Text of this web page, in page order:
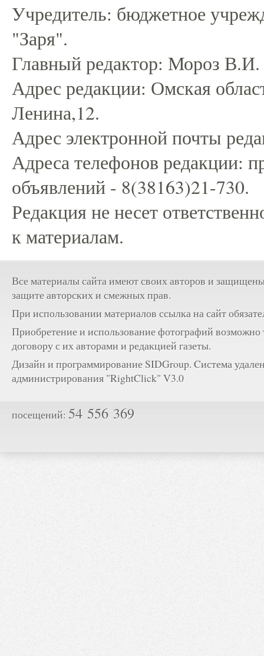
Учредитель: бюджетное
"Заря".
Главный редактор: Мороз В.И.
Адрес редакции: Омская
Ленина,12.
Адрес электронной почты
Адреса телефонов редакции:
объявлений - 8(38163)21-730.
Редакция не несет
к материалам.
Все материалы сайта имеют своих авторов и
защите авторских и смежных прав.
При использовании материалов ссылка на сайт
Приобретение и использование фотографий возможно
договору с их авторами и редакцией газеты.
Дизайн и программирование SIDGroup. Cистема
администрирования "RightClick" V3.0
посещений: 54 556 369